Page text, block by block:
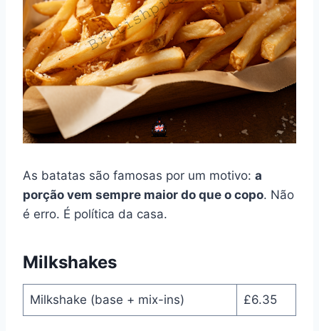
As batatas são famosas por um motivo: a
porção vem sempre maior do que o copo. Não
é erro. É política da casa.
Milkshakes
Milkshake (base + mix-ins) £6.35